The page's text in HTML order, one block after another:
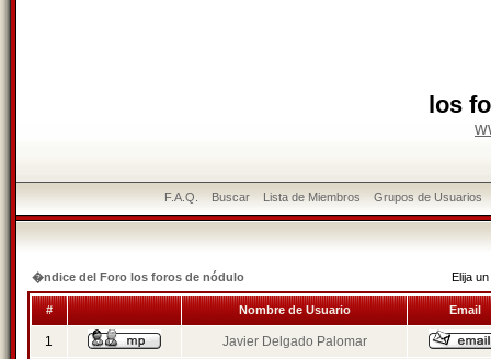
los
F.A.Q. Buscar Lista de Miembros Grupos de Usuarios
�ndice del Foro los foros de nódulo Elija
# Nombre de Usuario Email
1 Javier Delgado Palomar